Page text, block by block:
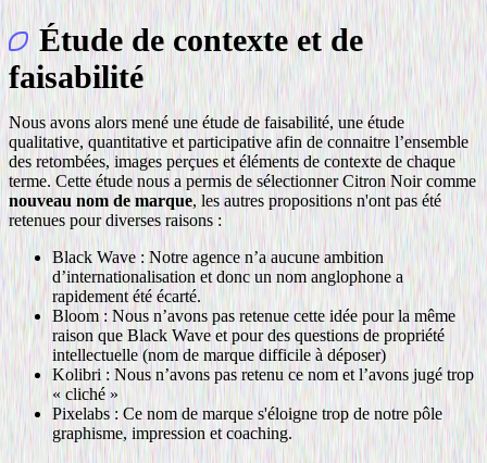
Étude de contexte et de
faisabilité
Nous avons alors mené une étude de faisabilité, une étude
qualitative, quantitative et participative afin de connaitre l’ensemble
des retombées, images perçues et éléments de contexte de chaque
terme. Cette étude nous a permis de sélectionner Citron Noir comme
nouveau nom de marque, les autres propositions n'ont pas été
retenues pour diverses raisons :
Black Wave : Notre agence n’a aucune ambition
d’internationalisation et donc un nom anglophone a
rapidement été écarté.
Bloom : Nous n’avons pas retenue cette idée pour la même
raison que Black Wave et pour des questions de propriété
intellectuelle (nom de marque difficile à déposer)
Kolibri : Nous n’avons pas retenu ce nom et l’avons jugé trop
« cliché »
Pixelabs : Ce nom de marque s'éloigne trop de notre pôle
graphisme, impression et coaching.